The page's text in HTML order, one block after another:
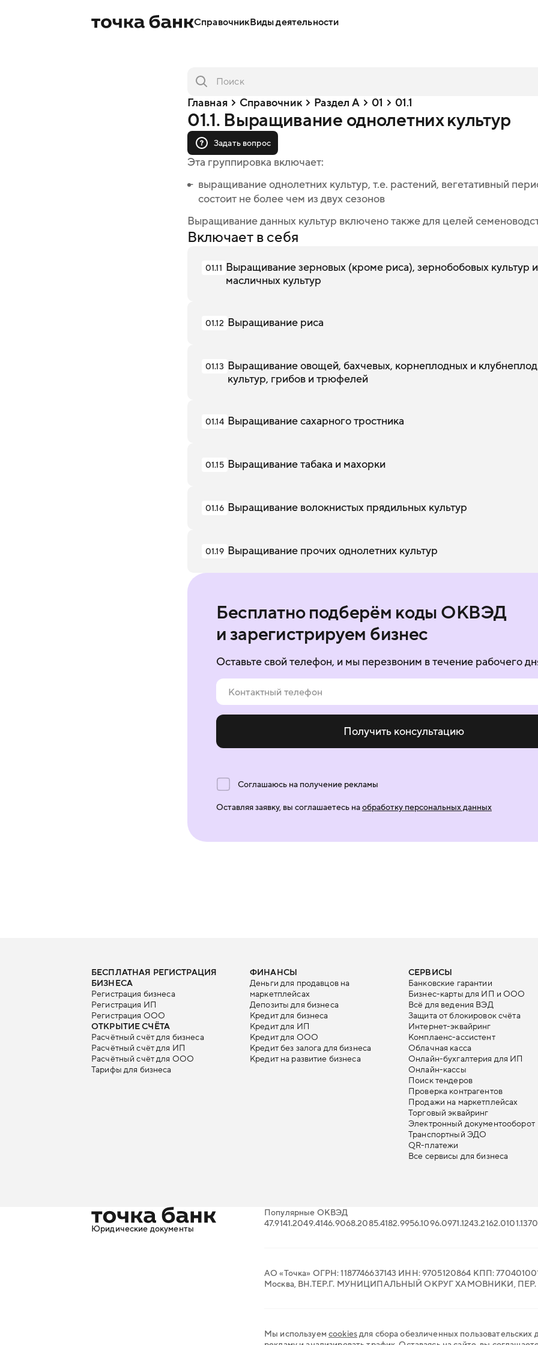
СправочникВиды деятельности
Главная Справочник Раздел A 01 01.1
01.1. Выращивание однолетних культур
Задать вопрос
Эта группировка включает:
выращивание однолетних культур, т.е. растений, вегетативный
состоит не более чем из двух сезонов
Выращивание данных культур включено также для целей
Включает в себя
01.11 Выращивание зерновых (кроме риса), зернобобовых культур
масличных культур
01.12 Выращивание риса
01.13 Выращивание овощей, бахчевых, корнеплодных и
культур, грибов и трюфелей
01.14 Выращивание сахарного тростника
01.15 Выращивание табака и махорки
01.16 Выращивание волокнистых прядильных культур
01.19 Выращивание прочих однолетних культур
Бесплатно подберём коды ОКВЭД
и зарегистрируем бизнес
Оставьте свой телефон, и мы перезвоним в течение рабочего
Получить консультацию
Соглашаюсь на получение рекламы
Оставляя заявку, вы соглашаетесь наобработку персональных данных
БЕСПЛАТНАЯ РЕГИСТРАЦИЯ
БИЗНЕСА
Регистрация бизнеса
Регистрация ИП
Регистрация ООО
ОТКРЫТИЕ СЧЁТА
Расчётный счёт для бизнеса
Расчётный счёт для ИП
Расчётный счёт для ООО
Тарифы для бизнеса
ФИНАНСЫ
Деньги для продавцов на
маркетплейсах
Депозиты для бизнеса
Кредит для бизнеса
Кредит для ИП
Кредит для ООО
Кредит без залога для бизнеса
Кредит на развитие бизнеса
СЕРВИСЫ
Банковские гарантии
Бизнес-карты для ИП и ООО
Всё для ведения ВЭД
Защита от блокировок счёта
Интернет-эквайринг
Комплаенс-ассистент
Облачная касса
Онлайн-бухгалтерия для ИП
Онлайн-кассы
Поиск тендеров
Проверка контрагентов
Продажи на маркетплейсах
Торговый эквайринг
Электронный документооборот
Транспортный ЭДО
QR-платежи
Все сервисы для бизнеса
Юридические документы
Популярные ОКВЭД
47.9141.2049.4146.9068.2085.4182.9956.1096.0971.1243.2162.0101.13
АО «Точка» ОГРН: 1187746637143 ИНН: 9705120864 КПП:
Москва, ВН.ТЕР.Г. МУНИЦИПАЛЬНЫЙ ОКРУГ ХАМОВНИКИ,
Мы используем cookiesдля сбора обезличенных